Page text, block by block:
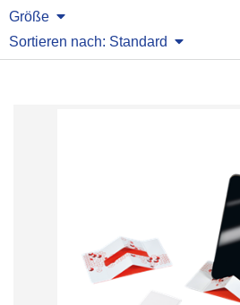
Größe
Sortieren nach: Standard